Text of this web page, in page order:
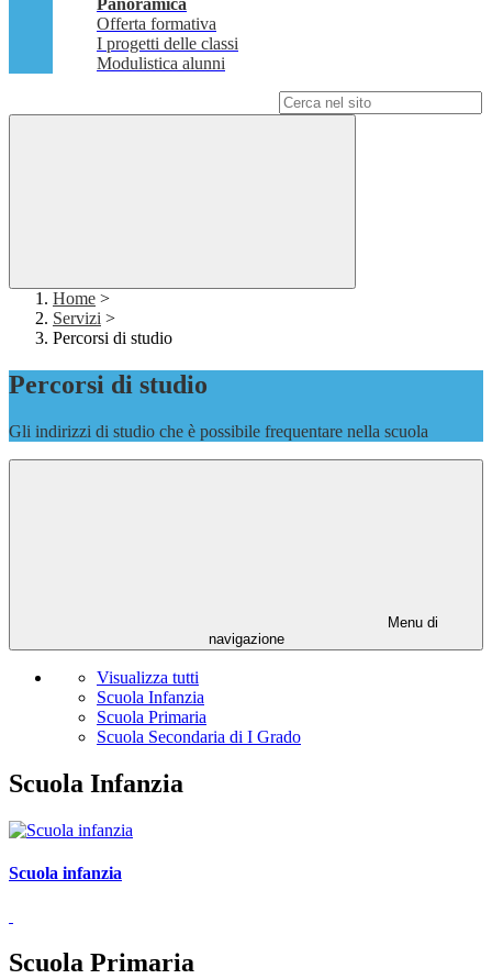
Panoramica
Offerta formativa
I progetti delle classi
Modulistica alunni
Home >
Servizi >
Percorsi di studio
Percorsi di studio
Gli indirizzi di studio che è possibile frequentare nella scuola
Menu di
navigazione
Visualizza tutti
Scuola Infanzia
Scuola Primaria
Scuola Secondaria di I Grado
Scuola Infanzia
Scuola infanzia
Scuola Primaria